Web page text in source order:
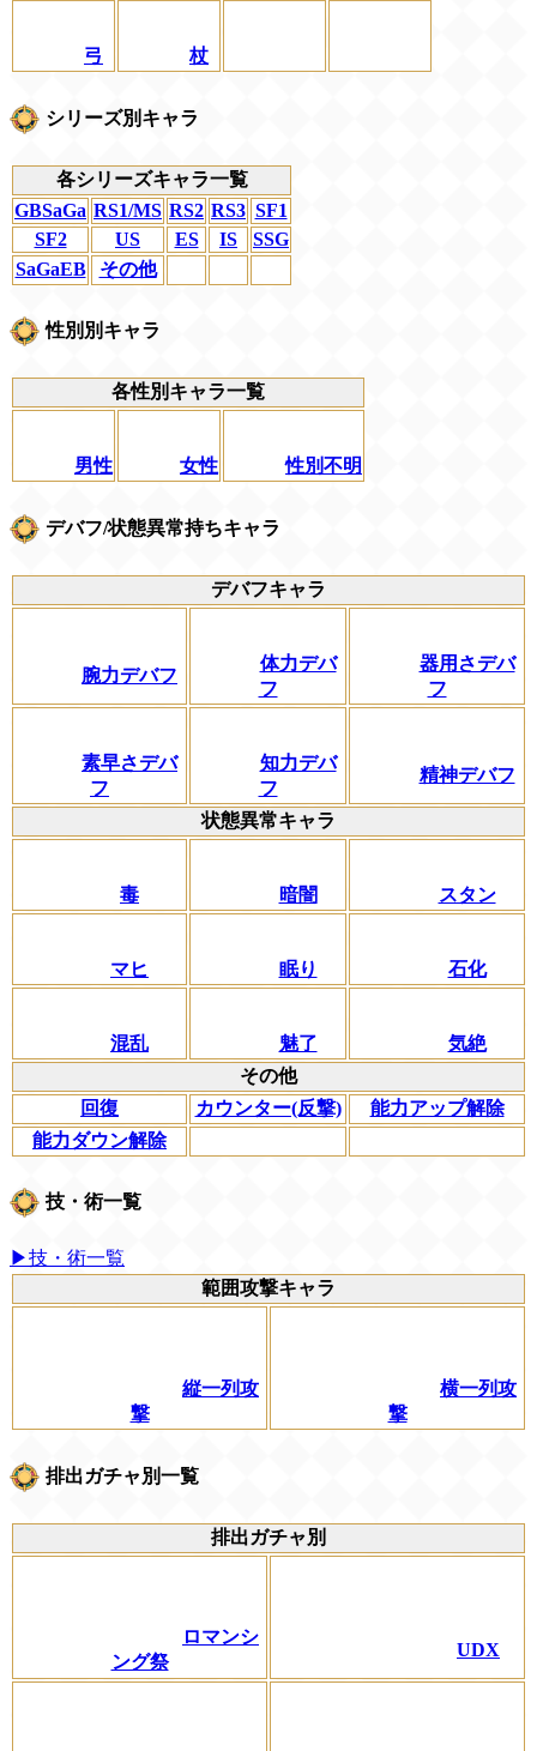
弓 杖
シリーズ別キャラ
各シリーズキャラ一覧
GBSaGa RS1/MS RS2 RS3 SF1
SF2
US ES IS
SSG
SaGaEB
その他
性別別キャラ
各性別キャラ一覧
男性 女性 性別不明
デバフ/状態異常持ちキャラ
デバフキャラ
腕力デバフ
体力デバ
フ
器用さデバ
フ
素早さデバ
フ
知力デバ
フ
精神デバフ
状態異常キャラ
毒 暗闇 スタン
マヒ 眠り 石化
混乱 魅了
気絶
その他
回復
カウンター(反撃)
能力アップ解除
能力ダウン解除
技・術一覧
▶技・術一覧
範囲攻撃キャラ
縦一列攻
撃
横一列攻
撃
排出ガチャ別一覧
排出ガチャ別
ロマンシ
ング祭
UDX